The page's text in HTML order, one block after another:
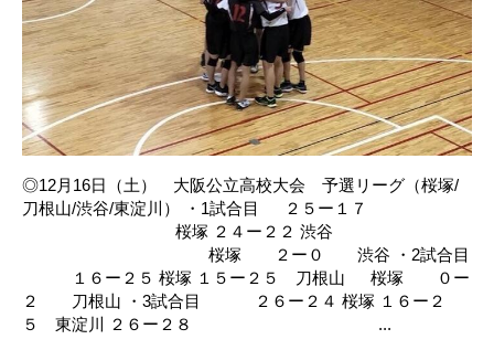
◎12月16日（土） 大阪公立高校大会 予選リーグ（桜塚/
刀根山/渋谷/東淀川） ・1試合目 ２５ー１７
桜塚 ２４ー２２ 渋谷
桜塚 ２ー０ 渋谷 ・2試合目
１６ー２５ 桜塚 １５ー２５ 刀根山 桜塚 ０ー
２ 刀根山 ・3試合目 ２６ー２４ 桜塚 １６ー２
５ 東淀川 ２６ー２８ ...